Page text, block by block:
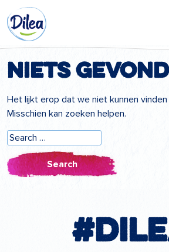
inhoud
Dilea
Zero
Lactose
Niets
Het lijkt erop dat we niet kunnen
Misschien kan zoeken helpen.
Search